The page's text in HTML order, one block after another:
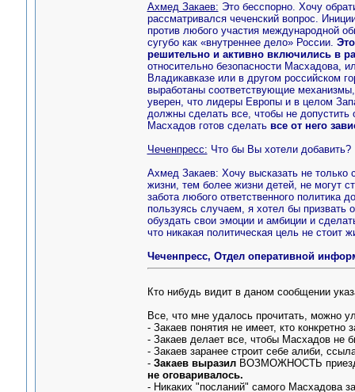
Ахмед Закаев: Это бесспорно. Хочу
рассматривался чеченский вопрос.
против любого участия международной
сугубо как «внутреннее дело» России.
решительно и активно включились в
относительно безопасности Масхадова,
Владикавказе или в другом российском
выработаны соответствующие
уверен, что лидеры Европы и в целом
должны сделать все, чтобы не
Масхадов готов сделать все от него
Чеченпресс: Что бы Вы хотели добавить?
Ахмед Закаев: Хочу высказать не только
жизни, тем более жизни детей, не могут
забота любого ответственного
пользуясь случаем, я хотел бы призвать
обуздать свои эмоции и амбиции и
что никакая политическая цель не стоит
Чеченпресс, Отдел оперативной
Кто нибудь видит в даном сообщении
Все, что мне удалось прочитать, можно
- Закаев понятия не имеет, кто конкретно
- Закаев делает все, чтобы Масхадов не
- Закаев заранее строит себе алиби,
- Закаев выразилВОЗМОЖНОСТЬ
не оговаривалось.
- Никаких "посланий" самого Масхадова